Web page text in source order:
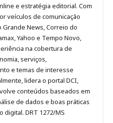
Instagram
FacebookMalagolini
e estratégia editorial. Com
veículos de comunicação
Grande News, Correio do
Yahoo e Tempo Novo,
na cobertura de
serviços,
e temas de interesse
lidera o portal DCI,
conteúdos baseados em
de dados e boas práticas
digital. DRT 1272/MS